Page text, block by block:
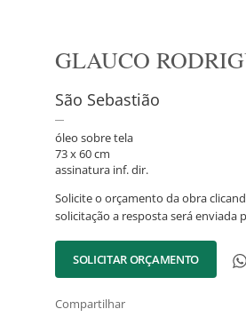
GLAUCO
São Sebastião
óleo sobre tela
73 x 60 cm
assinatura inf. dir.
Solicite o orçamento da obra
solicitação a resposta será enviada
SOLICITAR ORÇAMENTO
Compartilhar